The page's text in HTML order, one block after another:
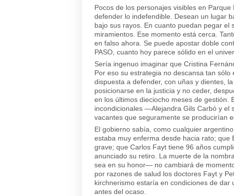
Pocos de los personajes visibles en
defender lo indefendible. Desean un lugar
bajo sus rayos. En cuanto puedan pegar el
miramientos. Ese momento está cerca.
en falso ahora. Se puede apostar doble
PASO, cuanto hoy parece sólido en el
Sería ingenuo imaginar que Cristina
Por eso su estrategia no descansa tan
dispuesta a defender, con uñas y dientes,
posicionarse en la justicia y no ceder,
en los últimos dieciocho meses de gestión.
incondicionales —Alejandra Gils Carbó y
vacantes que seguramente se producirían
El gobierno sabía, como cualquier
estaba muy enferma desde hacia rato;
grave; que Carlos Fayt tiene 96 años
anunciado su retiro. La muerte de la
sea en su honor— no cambiará de
por razones de salud los doctores Fayt y
kirchnerismo estaría en condiciones de
antes del ocaso.